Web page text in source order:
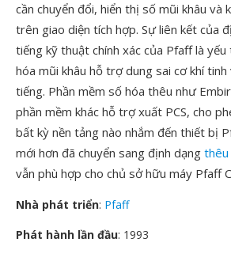
cần chuyển đổi, hiển thị số mũi khâu và
trên giao diện tích hợp. Sự liên kết của
tiếng kỹ thuật chính xác của Pfaff là
hóa mũi khâu hỗ trợ dung sai cơ khí
tiếng. Phần mềm số hóa thêu như
phần mềm khác hỗ trợ xuất PCS, cho
bất kỳ nền tảng nào nhắm đến thiết bị
mới hơn đã chuyển sang định dạng thêu
vẫn phù hợp cho chủ sở hữu máy Pfaff
Nhà phát triển: Pfaff
Phát hành lần đầu: 1993